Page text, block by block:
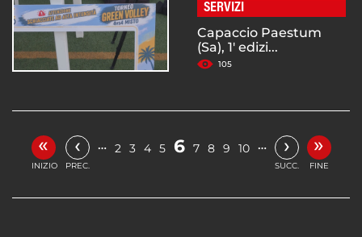
SERVIZI
Capaccio Paestum
(Sa), 1' edizi...
105
«
INIZIO
‹
PREC.
… 2 3 4 5 6 7 8 9 10 … ›
SUCC.
»
FINE